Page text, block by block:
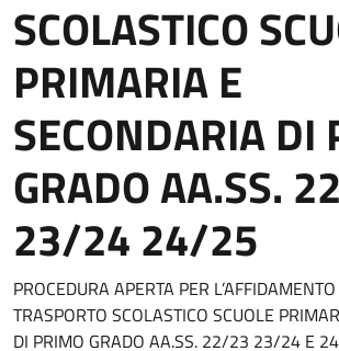
SCOLASTICO
PRIMARIA E
SECONDARIA DI
GRADO AA.SS.
23/24 24/25
PROCEDURA APERTA PER
TRASPORTO SCOLASTICO SCUOLE
DI PRIMO GRADO AA.SS. 22/23 23/24 E